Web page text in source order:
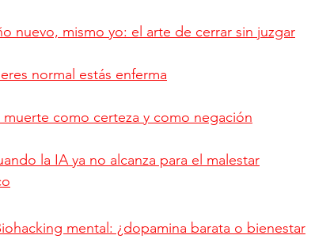
nuevo, mismo yo: el arte de cerrar sin juzgar
normal estás enferma
muerte como certeza y como negación
la IA ya no alcanza para el malestar
mental: ¿dopamina barata o bienestar